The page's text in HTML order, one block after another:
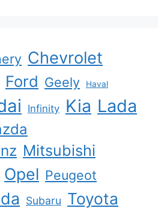
Chevrolet
Ford Geely Haval
Infinity Kia Lada
Mitsubishi
Opel Peugeot
Subaru Toyota